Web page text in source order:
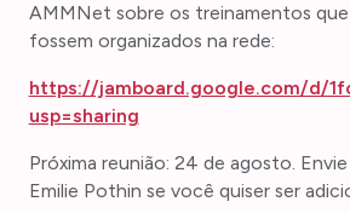
AMMNet sobre os treinamentos
fossem organizados na rede:
https://jamboard.google.com/d/
usp=sharing
Próxima reunião: 24 de agosto.
Emilie Pothin se você quiser ser